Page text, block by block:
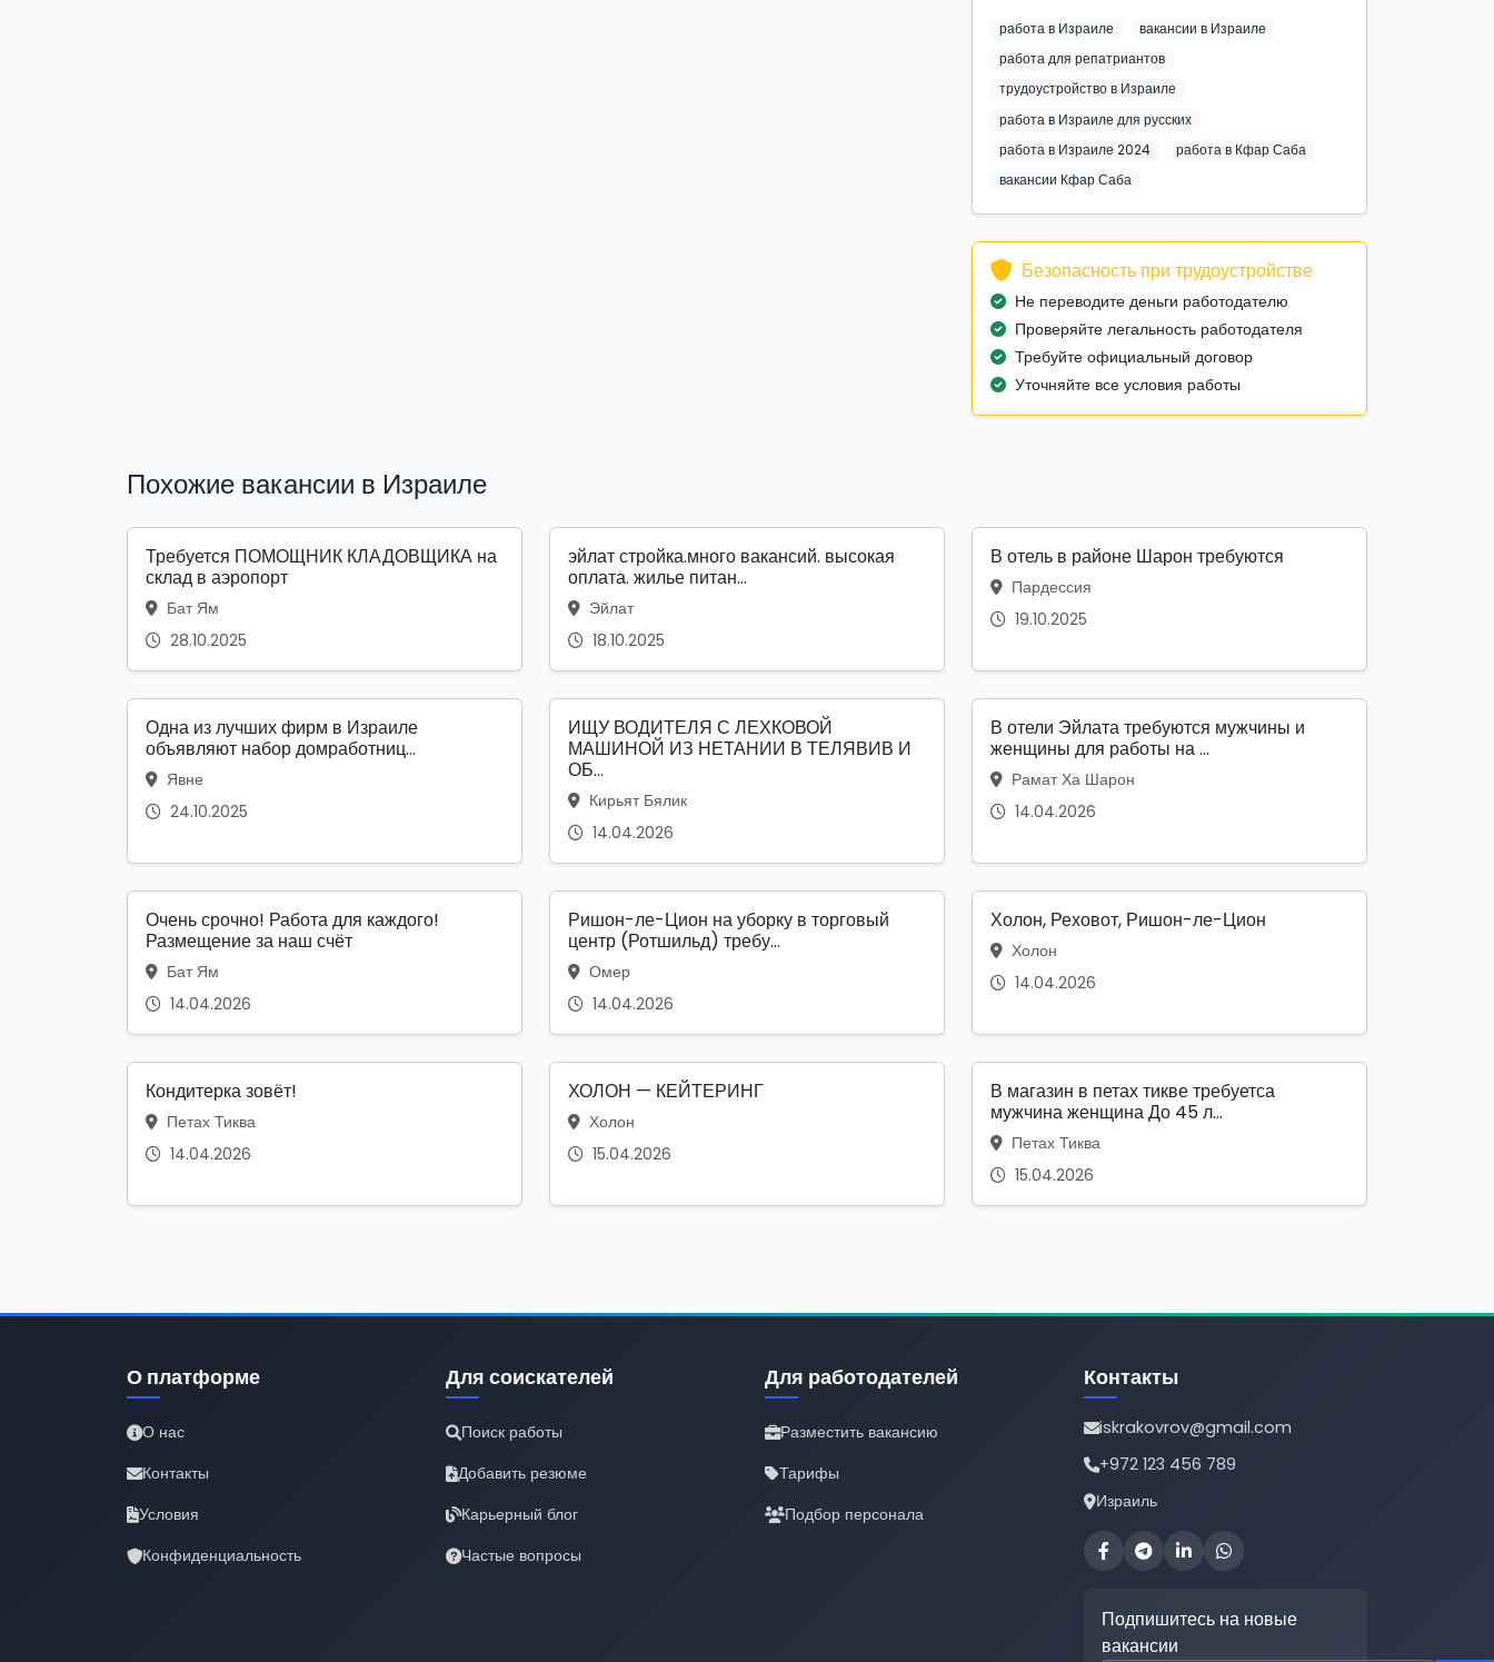
работа в Израиле
вакансии в Израиле
работа для репатриантов
трудоустройство в Израиле
работа в Израиле для русских
работа в Израиле 2024
работа в Кфар Саба
вакансии Кфар Саба
Безопасность при трудоустройстве
Не переводите деньги работодателю
Проверяйте легальность работодателя
Требуйте официальный договор
Уточняйте все условия работы
Похожие вакансии в Израиле
Требуется ПОМОЩНИК КЛАДОВЩИКА на
склад в аэропорт
Бат Ям
28.10.2025
эйлат стройка.много вакансий. высокая
оплата. жилье питан...
Эйлат
18.10.2025
В отель в районе Шарон требуются
Пардессия
19.10.2025
Одна из лучших фирм в Израиле
объявляют набор домработниц...
Явне
24.10.2025
ИЩУ ВОДИТЕЛЯ С ЛЕХКОВОЙ
МАШИНОЙ ИЗ НЕТАНИИ В ТЕЛЯВИВ И
ОБ...
Кирьят Бялик
14.04.2026
В отели Эйлата требуются мужчины и
женщины для работы на ...
Рамат Ха Шарон
14.04.2026
Очень срочно! Работа для каждого!
Размещение за наш счёт
Бат Ям
14.04.2026
Ришон-ле-Цион на уборку в торговый
центр (Ротшильд) требу...
Омер
14.04.2026
Холон, Реховот, Ришон-ле-Цион
Холон
14.04.2026
Кондитерка зовёт!
Петах Тиква
14.04.2026
ХОЛОН — КЕЙТЕРИНГ
Холон
15.04.2026
В магазин в петах тикве требуетса
мужчина женщина До 45 л...
Петах Тиква
15.04.2026
О платформе
О нас
Контакты
Условия
Конфиденциальность
Для соискателей
Поиск работы
Добавить резюме
Карьерный блог
Частые вопросы
Для работодателей
Разместить вакансию
Тарифы
Подбор персонала
Контакты
iskrakovrov@gmail.com
+972 123 456 789
Израиль
Подпишитесь на новые
вакансии